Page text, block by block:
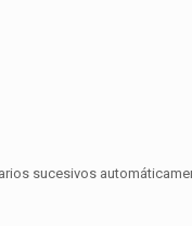
sucesivos